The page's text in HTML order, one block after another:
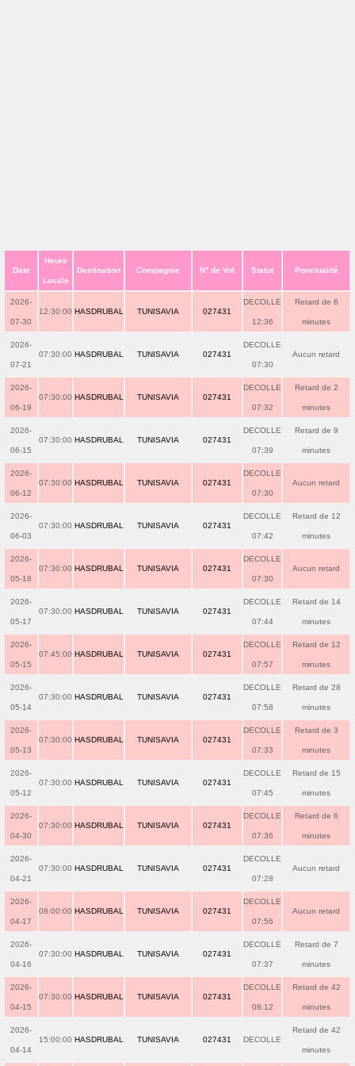
Date
Heure
Locale
Destination Compagnie N° de Vol Statut Ponctualité
2026-
07-30
12:30:00 HASDRUBAL TUNISAVIA 027431
DECOLLE
12:36
Retard de 6
minutes
2026-
07-21
07:30:00 HASDRUBAL TUNISAVIA 027431
DECOLLE
07:30
Aucun retard
2026-
06-19
07:30:00 HASDRUBAL TUNISAVIA 027431
DECOLLE
07:32
Retard de 2
minutes
2026-
06-15
07:30:00 HASDRUBAL TUNISAVIA 027431
DECOLLE
07:39
Retard de 9
minutes
2026-
06-12
07:30:00 HASDRUBAL TUNISAVIA 027431
DECOLLE
07:30
Aucun retard
2026-
06-03
07:30:00 HASDRUBAL TUNISAVIA 027431
DECOLLE
07:42
Retard de 12
minutes
2026-
05-18
07:30:00 HASDRUBAL TUNISAVIA 027431
DECOLLE
07:30
Aucun retard
2026-
05-17
07:30:00 HASDRUBAL TUNISAVIA 027431
DECOLLE
07:44
Retard de 14
minutes
2026-
05-15
07:45:00 HASDRUBAL TUNISAVIA 027431
DECOLLE
07:57
Retard de 12
minutes
2026-
05-14
07:30:00 HASDRUBAL TUNISAVIA 027431
DECOLLE
07:58
Retard de 28
minutes
2026-
05-13
07:30:00 HASDRUBAL TUNISAVIA 027431
DECOLLE
07:33
Retard de 3
minutes
2026-
05-12
07:30:00 HASDRUBAL TUNISAVIA 027431
DECOLLE
07:45
Retard de 15
minutes
2026-
04-30
07:30:00 HASDRUBAL TUNISAVIA 027431
DECOLLE
07:36
Retard de 6
minutes
2026-
04-21
07:30:00 HASDRUBAL TUNISAVIA 027431
DECOLLE
07:28
Aucun retard
2026-
04-17
08:00:00 HASDRUBAL TUNISAVIA 027431
DECOLLE
07:56
Aucun retard
2026-
04-16
07:30:00 HASDRUBAL TUNISAVIA 027431
DECOLLE
07:37
Retard de 7
minutes
2026-
04-15
07:30:00 HASDRUBAL TUNISAVIA 027431
DECOLLE
08:12
Retard de 42
minutes
2026-
04-14
15:00:00 HASDRUBAL TUNISAVIA 027431 DECOLLE
Retard de 42
minutes